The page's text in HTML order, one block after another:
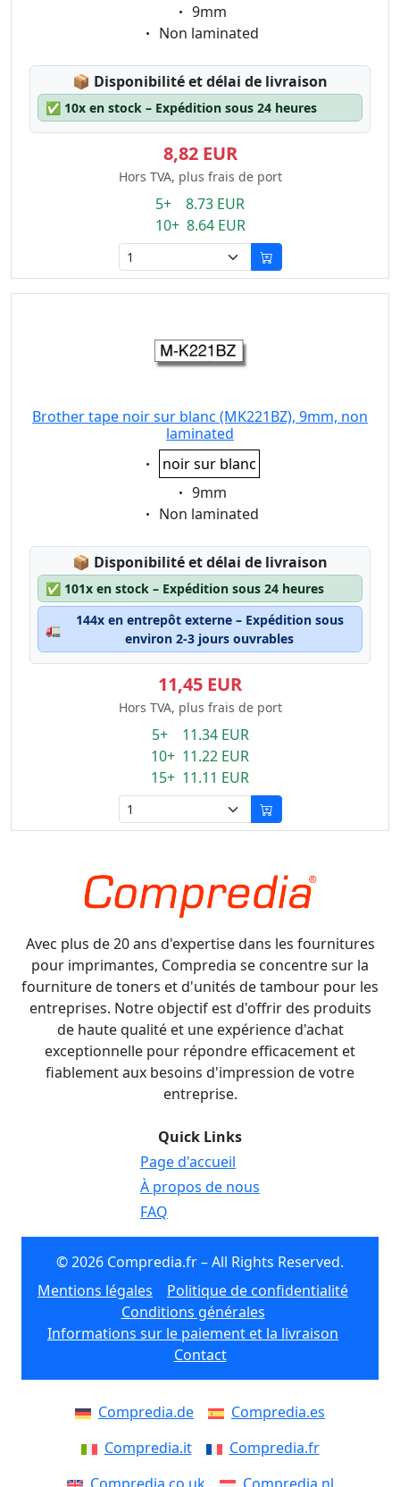
Eigenschaft:
9mm
Eigenschaft:
Non laminated
📦 Lagerstatus:
Disponibilité et délai de livraison
✅ 10x en stock – Expédition sous 24 heures
8,82 EUR
Hors TVA, plus frais de port
5+ 8.73 EUR
10+ 8.64 EUR
Brother tape noir sur blanc (MK221BZ), 9mm, non
laminated
Eigenschaft:
noir sur blanc
Eigenschaft:
9mm
Eigenschaft:
Non laminated
📦 Lagerstatus:
Disponibilité et délai de livraison
✅ 101x en stock – Expédition sous 24 heures
🚛
144x en entrepôt externe – Expédition sous
environ 2-3 jours ouvrables
11,45 EUR
Hors TVA, plus frais de port
5+ 11.34 EUR
10+ 11.22 EUR
15+ 11.11 EUR
Avec plus de 20 ans d'expertise dans les fournitures
pour imprimantes, Compredia se concentre sur la
fourniture de toners et d'unités de tambour pour les
entreprises. Notre objectif est d'offrir des produits
de haute qualité et une expérience d'achat
exceptionnelle pour répondre efficacement et
fiablement aux besoins d'impression de votre
entreprise.
Quick Links
Page d'accueil
À propos de nous
FAQ
© 2026 Compredia.fr – All Rights Reserved.
Mentions légales
Politique de confidentialité
Conditions générales
Informations sur le paiement et la livraison
Contact
Compredia.de
Compredia.es
Compredia.it
Compredia.fr